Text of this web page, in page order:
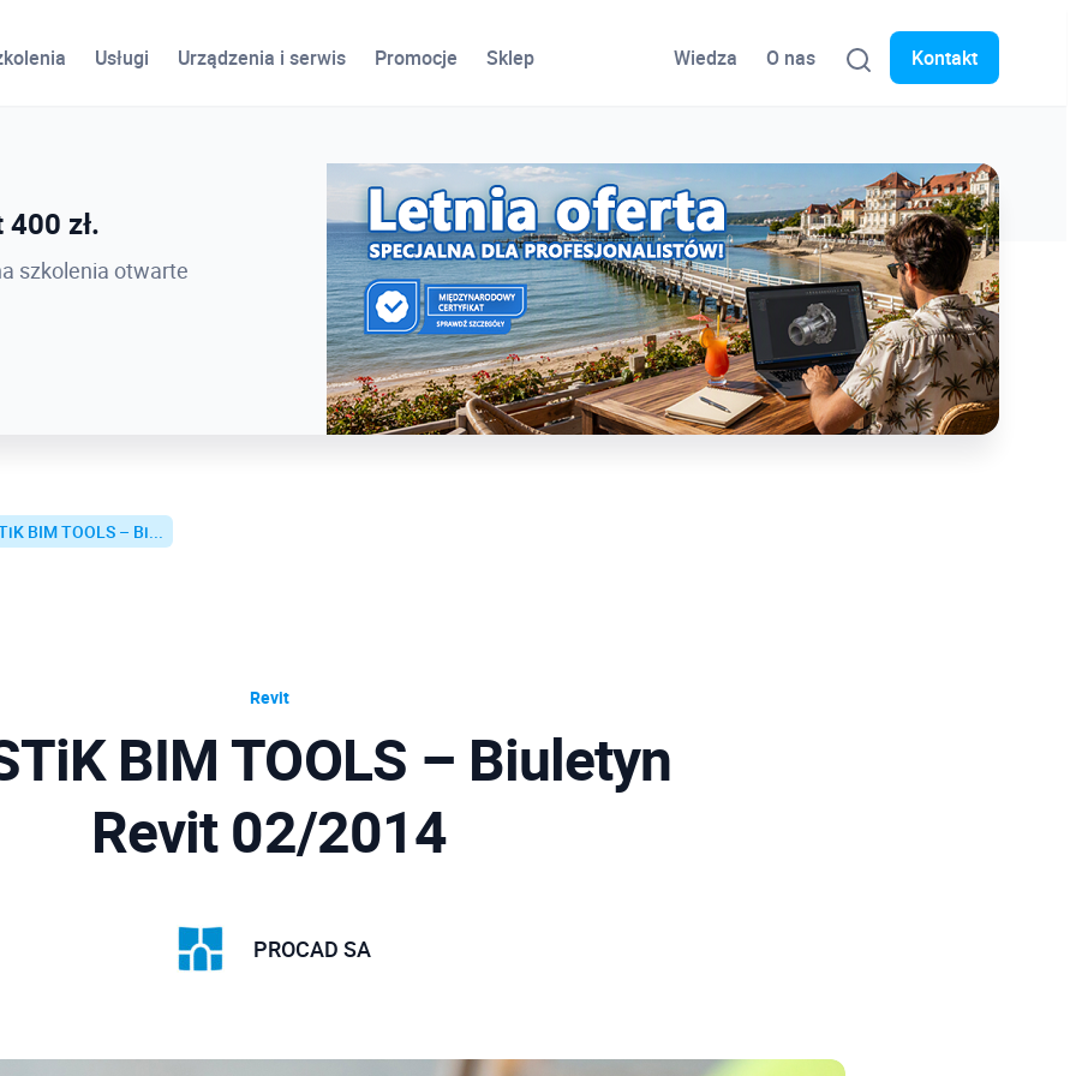
Usługi Urządzenia i serwis Promocje Sklep Wiedza O nas Kontakt
EXPO 2026 -
zł.
szkolenia otwarte
BIM TOOLS – Bi...
Revit
BIM TOOLS – Biuletyn
Revit 02/2014
PROCAD SA